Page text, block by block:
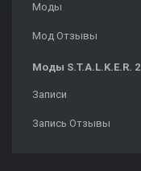
Моды
Мод Отзывы
Моды S.T.A.L.K.E.R. 2
Записи
Запись Отзывы